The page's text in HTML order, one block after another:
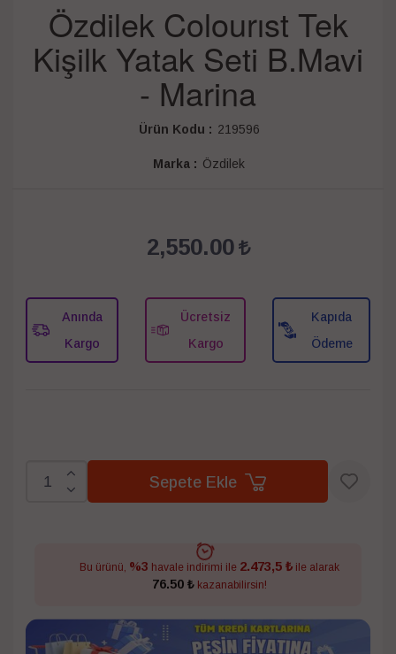
Özdilek Colourıst Tek
Kişilk Yatak Seti B.Mavi
- Marina
Ürün Kodu : 219596
Marka : Özdilek
2,550.00
Anında
Kargo
Ücretsiz
Kargo
Kapıda
Ödeme
Sepete Ekle
Bu ürünü, %3 havale indirimi ile 2.473,5 ₺ile alarak
76.50 ₺kazanabilirsin!